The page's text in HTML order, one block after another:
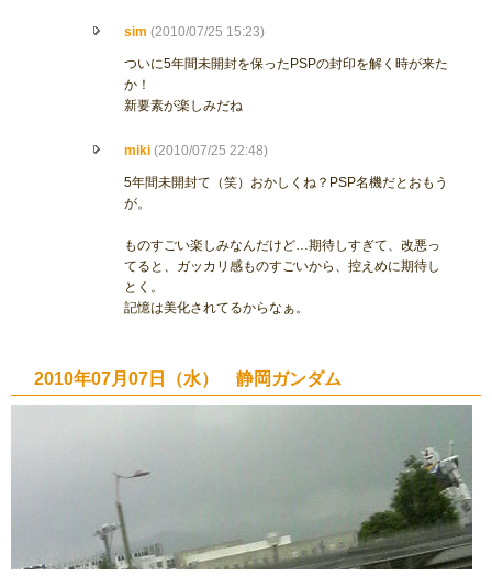
sim (2010/07/25 15:23)
ついに5年間未開封を保ったPSPの封印を解く時が来た
か！
新要素が楽しみだね
miki (2010/07/25 22:48)
5年間未開封て（笑）おかしくね？PSP名機だとおもう
が。
ものすごい楽しみなんだけど…期待しすぎて、改悪っ
てると、ガッカリ感ものすごいから、控えめに期待し
とく。
記憶は美化されてるからなぁ。
2010年07月07日（水） 静岡ガンダム